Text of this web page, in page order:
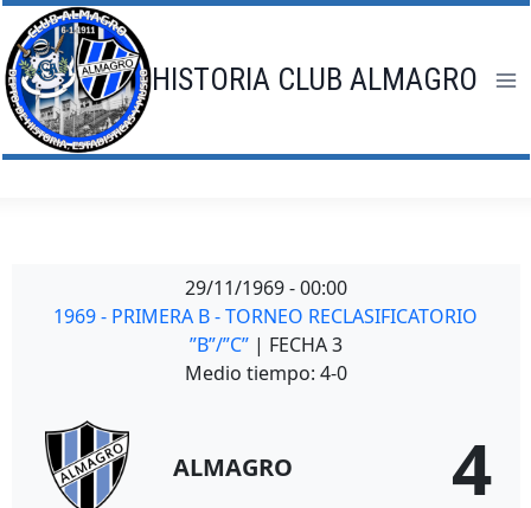
Saltar
al
contenido
HISTORIA CLUB ALMAGRO
29/11/1969 - 00:00
1969 - PRIMERA B - TORNEO RECLASIFICATORIO
”B”/”C” | FECHA 3
Medio tiempo: 4-0
ALMAGRO 4